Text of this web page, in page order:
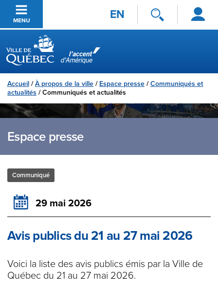
Passer au contenu principal
MENU EN
Se
connecter
Ville de Québec
Accueil /À propos de la ville / Espace presse /Communiqués et
actualités /Communiqués et actualités
Espace presse